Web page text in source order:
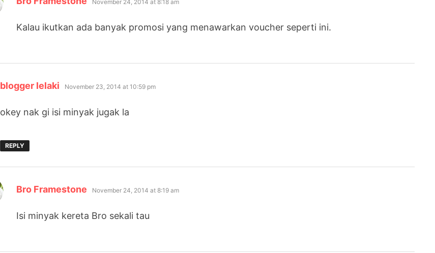
November 24, 2014 at 8:18 am
Kalau ikutkan ada banyak promosi yang menawarkan voucher seperti ini.
blogger lelaki says:
November 23, 2014 at 10:59 pm
okey nak gi isi minyak jugak la
REPLY
Bro Framestone says:
November 24, 2014 at 8:19 am
Isi minyak kereta Bro sekali tau